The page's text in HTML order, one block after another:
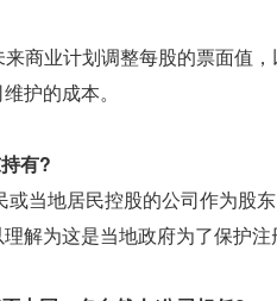
商业计划调整每股的票面值
护的成本。
有?
当地居民控股的公司作为
解为这是当地政府为了保护注